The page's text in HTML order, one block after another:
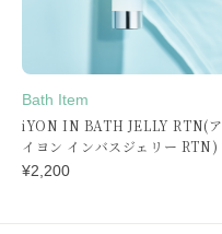
Bath Item
iYON IN BATH JELLY RTN(ア
イヨン インバスジェリー RTN)
¥2,200